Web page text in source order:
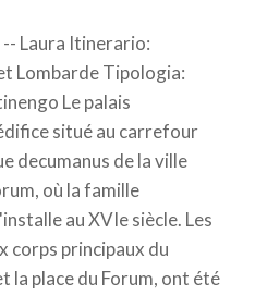
Laura Itinerario:
Lombarde Tipologia:
Le palais
situé au carrefour
decumanus de la ville
où la famille
au XVIe siècle. Les
corps principaux du
la place du Forum, ont été